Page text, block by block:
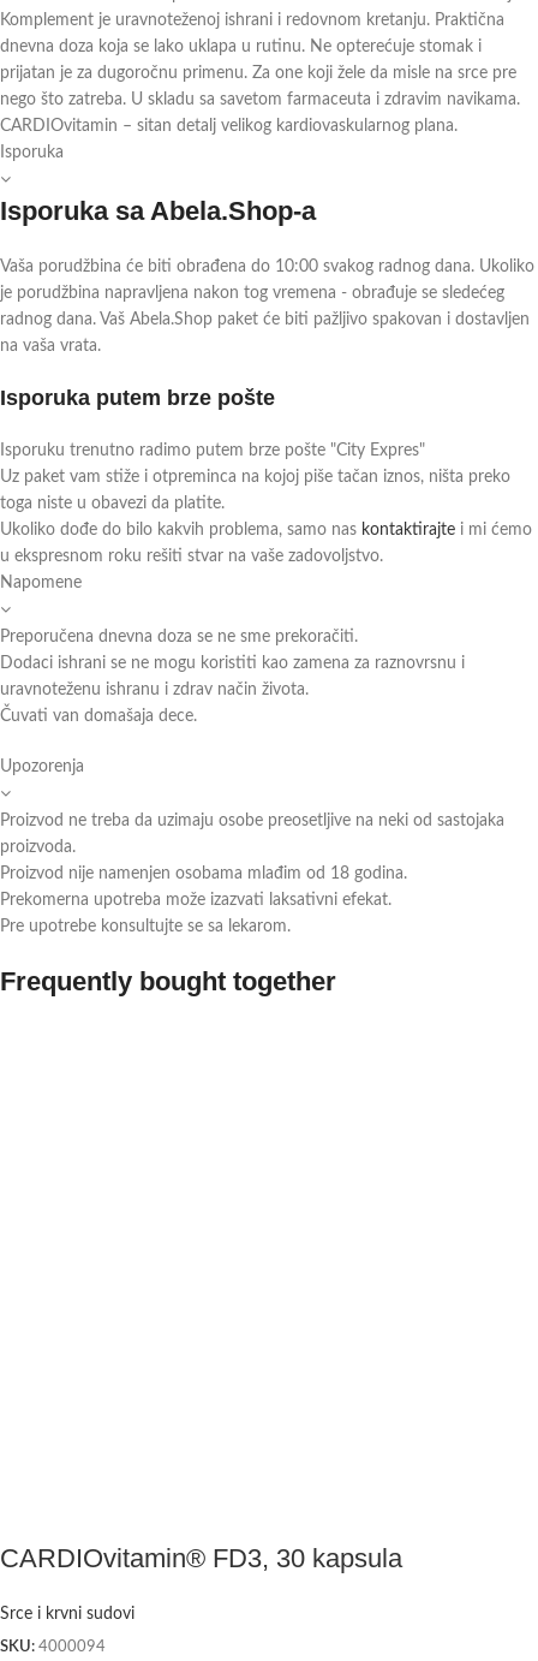
Komplement je uravnoteženoj ishrani i redovnom kretanju. Praktična
dnevna doza koja se lako uklapa u rutinu. Ne opterećuje stomak i
prijatan je za dugoročnu primenu. Za one koji žele da misle na srce pre
nego što zatreba. U skladu sa savetom farmaceuta i zdravim navikama.
CARDIOvitamin – sitan detalj velikog kardiovaskularnog plana.
Isporuka
Isporuka sa Abela.Shop-a
Vaša porudžbina će biti obrađena do 10:00 svakog radnog dana. Ukoliko
je porudžbina napravljena nakon tog vremena - obrađuje se sledećeg
radnog dana. Vaš Abela.Shop paket će biti pažljivo spakovan i dostavljen
na vaša vrata.
Isporuka putem brze pošte
Isporuku trenutno radimo putem brze pošte "City Expres"
Uz paket vam stiže i otpreminca na kojoj piše tačan iznos, ništa preko
toga niste u obavezi da platite.
Ukoliko dođe do bilo kakvih problema, samo nas kontaktirajte i mi ćemo
u ekspresnom roku rešiti stvar na vaše zadovoljstvo.
Napomene
Preporučena dnevna doza se ne sme prekoračiti.
Dodaci ishrani se ne mogu koristiti kao zamena za raznovrsnu i
uravnoteženu ishranu i zdrav način života.
Čuvati van domašaja dece.
Upozorenja
Proizvod ne treba da uzimaju osobe preosetljive na neki od sastojaka
proizvoda.
Proizvod nije namenjen osobama mlađim od 18 godina.
Prekomerna upotreba može izazvati laksativni efekat.
Pre upotrebe konsultujte se sa lekarom.
Frequently bought together
CARDIOvitamin® FD3, 30 kapsula
Srce i krvni sudovi
SKU: 4000094